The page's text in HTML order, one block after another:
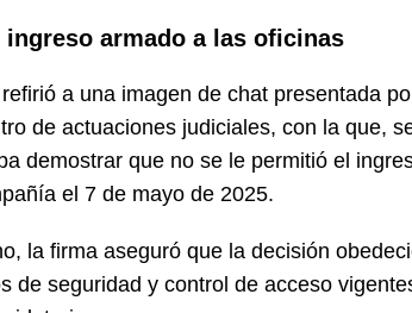
armado a las oficinas
a una imagen de chat presentada
de actuaciones judiciales, con la que,
demostrar que no se le permitió el
el 7 de mayo de 2025.
la firma aseguró que la decisión
de seguridad y control de acceso